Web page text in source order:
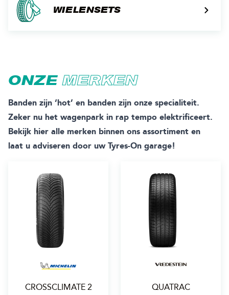
WIELENSETS
ONZEMERKEN
Banden zijn ‘hot’ en banden zijn onze specialiteit.
Zeker nu het wagenpark in rap tempo elektrificeert.
Bekijk hier alle merken binnen ons assortiment en
laat u adviseren door uw Tyres-On garage!
CROSSCLIMATE 2 QUATRAC